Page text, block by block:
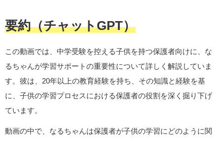
要約（チャットGPT）
この動画では、中学受験を控える子供を持つ保護者向けに、な
るちゃんが学習サポートの重要性について詳しく解説していま
す。彼は、20年以上の教育経験を持ち、その知識と経験を基
に、子供の学習プロセスにおける保護者の役割を深く掘り下げ
ています。
動画の中で、なるちゃんは保護者が子供の学習にどのように関